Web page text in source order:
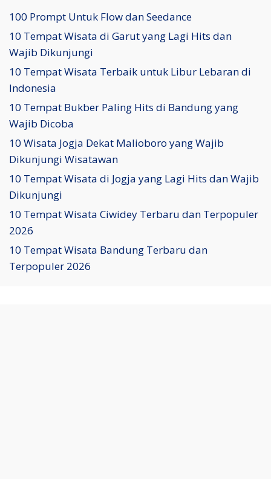
100 Prompt Untuk Flow dan Seedance
10 Tempat Wisata di Garut yang Lagi Hits dan
Wajib Dikunjungi
10 Tempat Wisata Terbaik untuk Libur Lebaran di
Indonesia
10 Tempat Bukber Paling Hits di Bandung yang
Wajib Dicoba
10 Wisata Jogja Dekat Malioboro yang Wajib
Dikunjungi Wisatawan
10 Tempat Wisata di Jogja yang Lagi Hits dan Wajib
Dikunjungi
10 Tempat Wisata Ciwidey Terbaru dan Terpopuler
2026
10 Tempat Wisata Bandung Terbaru dan
Terpopuler 2026